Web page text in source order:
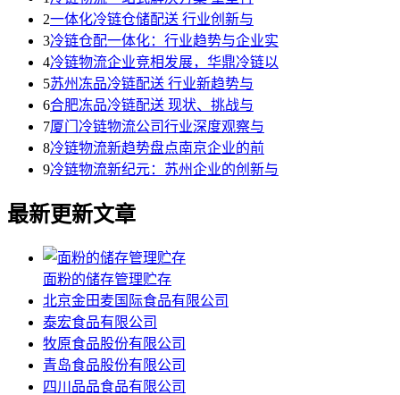
2一体化冷链仓储配送 行业创新与
3冷链仓配一体化：行业趋势与企业实
4冷链物流企业竞相发展，华鼎冷链以
5苏州冻品冷链配送 行业新趋势与
6合肥冻品冷链配送 现状、挑战与
7厦门冷链物流公司行业深度观察与
8冷链物流新趋势盘点南京企业的前
9冷链物流新纪元：苏州企业的创新与
最新更新文章
面粉的储存管理贮存
北京金田麦国际食品有限公司
泰宏食品有限公司
牧原食品股份有限公司
青岛食品股份有限公司
四川品品食品有限公司